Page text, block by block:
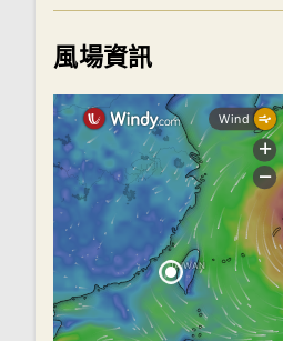
風場資訊